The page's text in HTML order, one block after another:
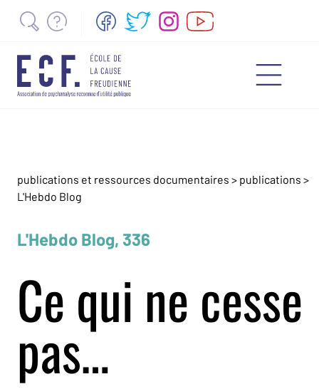
publications et ressources documentaires > publications >
L'Hebdo Blog
L'Hebdo Blog, 336
Ce qui ne cesse
pas…